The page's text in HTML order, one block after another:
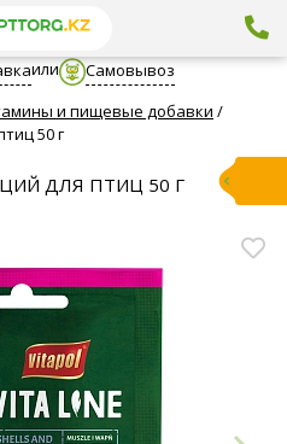
или
Самовывоз
и пищевые добавки /
50 г
ДЛЯ ПТИЦ 50 Г